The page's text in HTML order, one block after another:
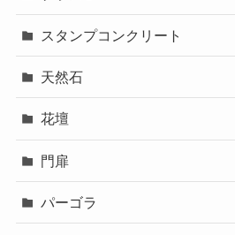
スタンプコンクリート
天然石
花壇
門扉
パーゴラ